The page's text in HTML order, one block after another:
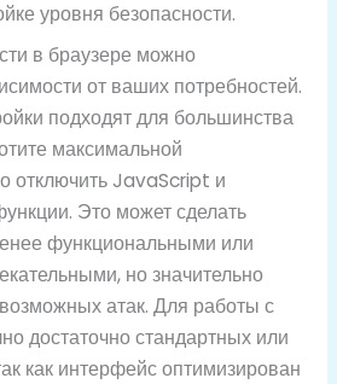
уровня безопасности.
в браузере можно
от ваших потребностей.
подходят для большинства
максимальной
отключить JavaScript и
Это может сделать
функциональными или
но значительно
атак. Для работы с
достаточно стандартных или
как интерфейс оптимизирован